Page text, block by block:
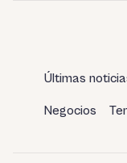
Últimas
Negocios